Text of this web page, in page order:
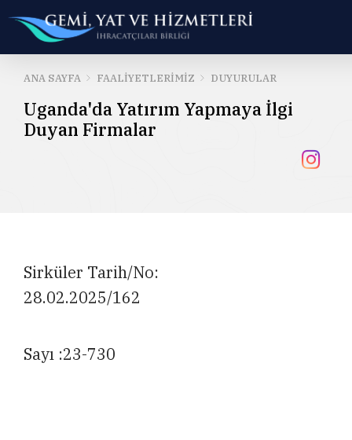
ANA SAYFA FAALIYETLERIMIZ DUYURULAR
Uganda'da Yatırım Yapmaya İlgi
Duyan Firmalar
Sirküler Tarih/No:
28.02.2025/162
Sayı :23-730